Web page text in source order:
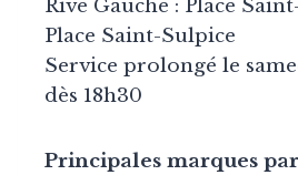
Rive Gauche : Place
Place Saint-Sulpice
Service prolongé le
dès 18h30
Principales marques